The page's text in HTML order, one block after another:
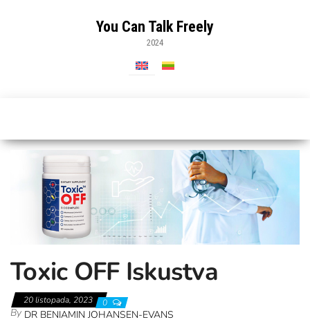
You Can Talk Freely
2024
Toxic OFF Iskustva
20 listopada, 2023 0
By DR BENIAMIN JOHANSEN-EVANS